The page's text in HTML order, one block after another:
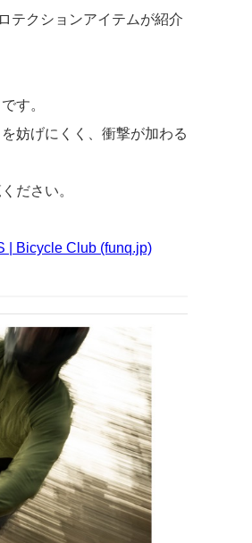
テクションアイテムが紹介
す。
妨げにくく、衝撃が加わる
ださい。
| Bicycle Club (funq.jp)